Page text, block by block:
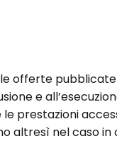
offerte
e
le prestazioni
altresì nel caso